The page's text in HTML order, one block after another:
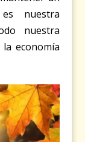
nuestra
nuestra
economía